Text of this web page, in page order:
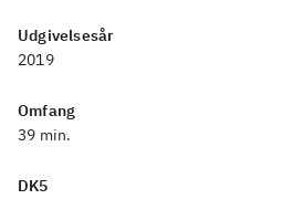
Udgivelsesår
2019
Omfang
39 min.
DK5